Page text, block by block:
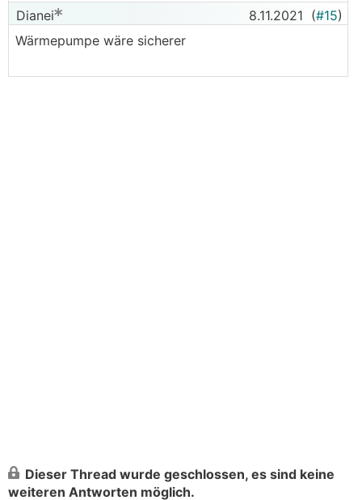
Dianei 8.11.2021 (#15)
Wärmepumpe wäre sicherer
Dieser Thread wurde geschlossen, es sind keine
weiteren Antworten möglich.